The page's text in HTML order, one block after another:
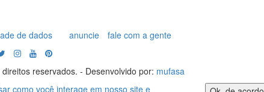
de dados anuncie fale com a gente
reservados. - Desenvolvido por: mufasa
como você interage em nosso site e